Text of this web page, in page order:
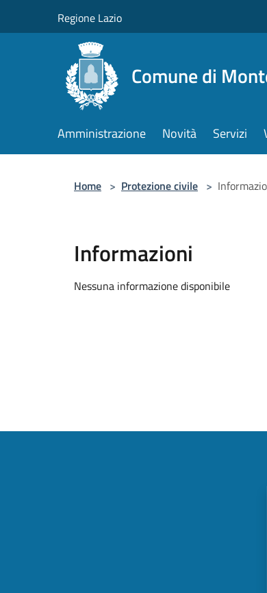
Regione Lazio
Comune di
Amministrazione Novità Servizi
Home > Protezione civile >
Informazioni
Nessuna informazione disponibile